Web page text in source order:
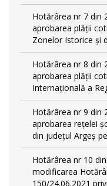
Hotărârea nr 7 din
aprobarea plății
Zonelor Istorice și
Hotărârea nr 8 din
aprobarea plății
Internațională a
Hotărârea nr 9 din
aprobarea rețelei
din județul Argeș
Hotărârea nr 10
modificarea
150/24.06.2021